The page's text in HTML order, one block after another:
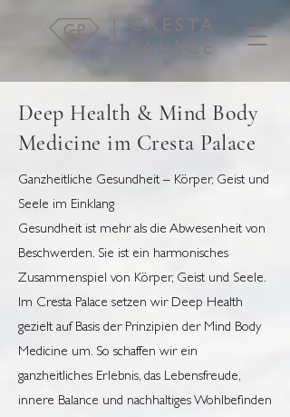
Deep Health & Mind Body
Medicine im Cresta Palace
Ganzheitliche Gesundheit – Körper, Geist und
Seele im Einklang
Gesundheit ist mehr als die Abwesenheit von
Beschwerden. Sie ist ein harmonisches
Zusammenspiel von Körper, Geist und Seele.
Im Cresta Palace setzen wir Deep Health
gezielt auf Basis der Prinzipien der Mind Body
Medicine um. So schaffen wir ein
ganzheitliches Erlebnis, das Lebensfreude,
innere Balance und nachhaltiges Wohlbefinden